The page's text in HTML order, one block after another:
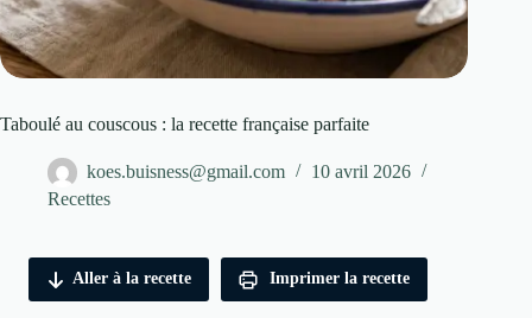
Taboulé au couscous : la recette française parfaite
koes.buisness@gmail.com
10 avril 2026
Recettes
Aller à la recette Imprimer la recette